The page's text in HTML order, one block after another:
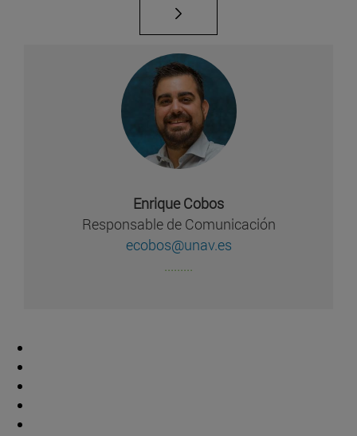
Enrique Cobos
Responsable de Comunicación
ecobos@unav.es
.........